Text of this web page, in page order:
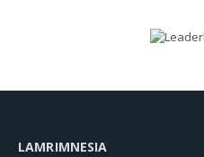
LAMRIMNESIA